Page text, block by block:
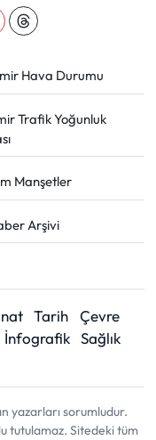
Hava Durumu
Trafik Yoğunluk
Manşetler
Arşivi
Tarih
Çevre
İnfografik Sağlık
yazarları sorumludur.
tutulamaz. Sitedeki tüm